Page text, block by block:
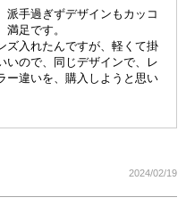
派手過ぎずデザインもカッコ
満足です。
ズ入れたんですが、軽くて掛
いので、同じデザインで、レ
ー違いを、購入しようと思い
2024/02/19